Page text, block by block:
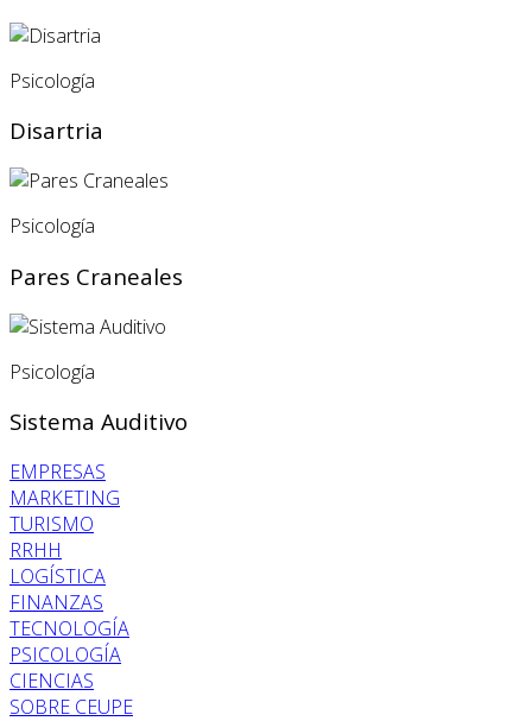
Psicología
Disartria
Psicología
Pares Craneales
Psicología
Sistema Auditivo
EMPRESAS
MARKETING
TURISMO
RRHH
LOGÍSTICA
FINANZAS
TECNOLOGÍA
PSICOLOGÍA
CIENCIAS
SOBRE CEUPE